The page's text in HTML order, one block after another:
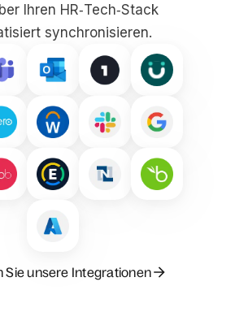
Ihren HR‑Tech‑Stack
synchronisieren.
Sie unsere Integrationen